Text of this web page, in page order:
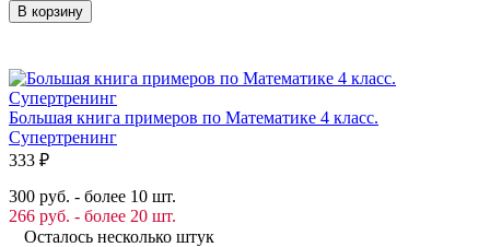
В корзину
Большая книга примеров по Математике 4 класс.
Супертренинг
333 ₽
300 руб. - более 10 шт.
266 руб. - более 20 шт.
Осталось несколько штук